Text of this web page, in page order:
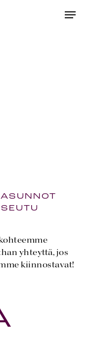
Menu
yhteyttä, jos
kiinnostavat!